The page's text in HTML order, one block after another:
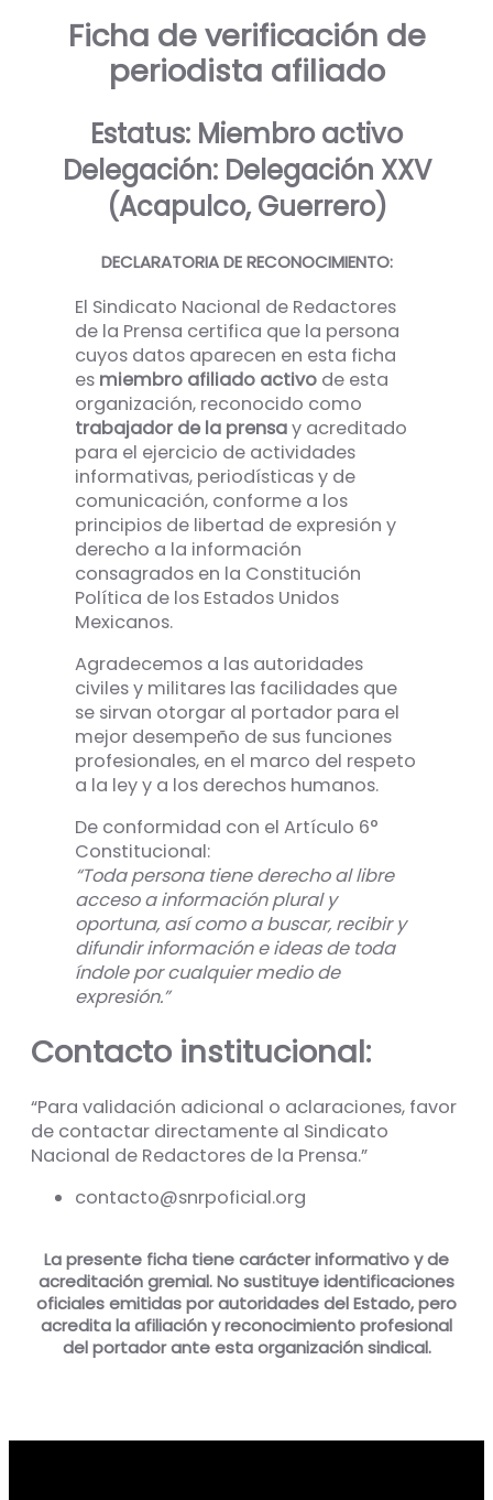
Ficha de verificación de
periodista afiliado
Estatus: Miembro activo
Delegación: Delegación XXV
(Acapulco, Guerrero)
DECLARATORIA DE RECONOCIMIENTO:
El Sindicato Nacional de Redactores
de la Prensa certifica que la persona
cuyos datos aparecen en esta ficha
es miembro afiliado activo de esta
organización, reconocido como
trabajador de la prensay acreditado
para el ejercicio de actividades
informativas, periodísticas y de
comunicación, conforme a los
principios de libertad de expresión y
derecho a la información
consagrados en la Constitución
Política de los Estados Unidos
Mexicanos.
Agradecemos a las autoridades
civiles y militares las facilidades que
se sirvan otorgar al portador para el
mejor desempeño de sus funciones
profesionales, en el marco del respeto
a la ley y a los derechos humanos.
De conformidad con el Artículo 6°
Constitucional:
“Toda persona tiene derecho al libre
acceso a información plural y
oportuna, así como a buscar, recibir y
difundir información e ideas de toda
índole por cualquier medio de
expresión.”
Contacto institucional:
“Para validación adicional o aclaraciones, favor
de contactar directamente al Sindicato
Nacional de Redactores de la Prensa.”
contacto@snrpoficial.org
La presente ficha tiene carácter informativo y de
acreditación gremial. No sustituye identificaciones
oficiales emitidas por autoridades del Estado, pero
acredita la afiliación y reconocimiento profesional
del portador ante esta organización sindical.